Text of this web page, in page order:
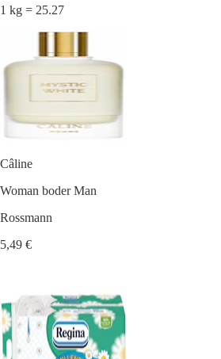
1 kg = 25.27
Câline
Woman boder Man
Rossmann
5,49 €